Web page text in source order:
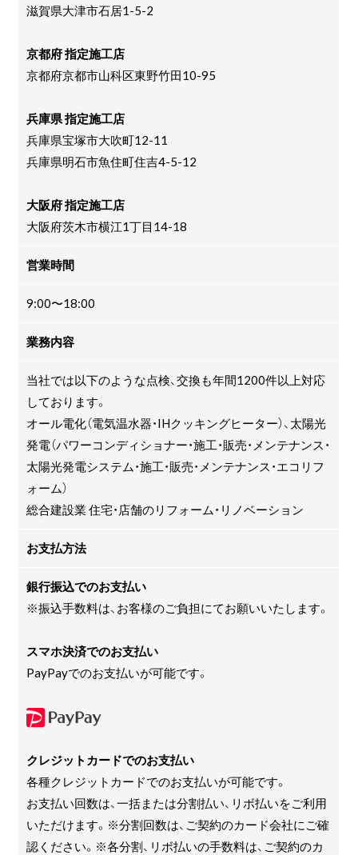
滋賀県大津市石居1-5-2
京都府 指定施工店
京都府京都市山科区東野竹田10-95
兵庫県 指定施工店
兵庫県宝塚市大吹町12-11
兵庫県明石市魚住町住吉4-5-12
大阪府 指定施工店
大阪府茨木市横江1丁目14-18
営業時間
9:00〜18:00
業務内容
当社では以下のような点検、交換も年間1200件以上対応
しております。
オール電化（電気温水器・IHクッキングヒーター）、太陽光
発電（パワーコンディショナー・施工・販売・メンテナンス・
太陽光発電システム・施工・販売・メンテナンス・エコリフ
ォーム）
総合建設業 住宅・店舗のリフォーム・リノベーション
お支払方法
銀行振込でのお支払い
※振込手数料は、お客様のご負担にてお願いいたします。
スマホ決済でのお支払い
PayPayでのお支払いが可能です。
クレジットカードでのお支払い
各種クレジットカードでのお支払いが可能です。
お支払い回数は、一括または分割払い、リボ払いをご利用
いただけます。※分割回数は、ご契約のカード会社にご確
認ください。※各分割、リボ払いの手数料は、ご契約のカ